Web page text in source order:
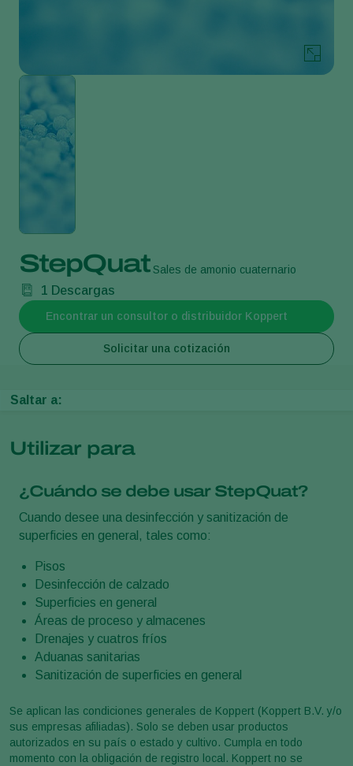
StepQuat Sales de amonio cuaternario
1 Descargas
Encontrar un consultor o distribuidor Koppert
Solicitar una cotización
Saltar a:
Utilizar para
¿Cuándo se debe usar StepQuat?
Cuando desee una desinfección y sanitización de
superficies en general, tales como:
Pisos
Desinfección de calzado
Superficies en general
Áreas de proceso y almacenes
Drenajes y cuatros fríos
Aduanas sanitarias
Sanitización de superficies en general
Se aplican las condiciones generales de Koppert (Koppert B.V. y/o
sus empresas afiliadas). Solo se deben usar productos
autorizados en su país o estado y cultivo. Cumpla en todo
momento con la obligación de registro local. Koppert no se